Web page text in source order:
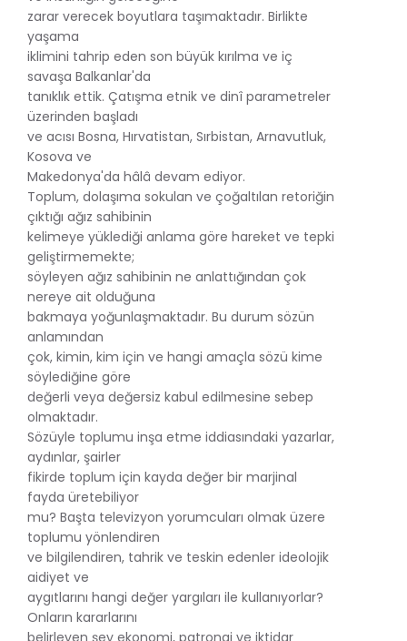
zarar verecek boyutlara taşımaktadır. Birlikte
yaşama
iklimini tahrip eden son büyük kırılma ve iç
savaşa Balkanlar'da
tanıklık ettik. Çatışma etnik ve dinî parametreler
üzerinden başladı
ve acısı Bosna, Hırvatistan, Sırbistan, Arnavutluk,
Kosova ve
Makedonya'da hâlâ devam ediyor.
Toplum, dolaşıma sokulan ve çoğaltılan retoriğin
çıktığı ağız sahibinin
kelimeye yüklediği anlama göre hareket ve tepki
geliştirmemekte;
söyleyen ağız sahibinin ne anlattığından çok
nereye ait olduğuna
bakmaya yoğunlaşmaktadır. Bu durum sözün
anlamından
çok, kimin, kim için ve hangi amaçla sözü kime
söylediğine göre
değerli veya değersiz kabul edilmesine sebep
olmaktadır.
Sözüyle toplumu inşa etme iddiasındaki yazarlar,
aydınlar, şairler
fikirde toplum için kayda değer bir marjinal
fayda üretebiliyor
mu? Başta televizyon yorumcuları olmak üzere
toplumu yönlendiren
ve bilgilendiren, tahrik ve teskin edenler ideolojik
aidiyet ve
aygıtlarını hangi değer yargıları ile kullanıyorlar?
Onların kararlarını
belirleyen şey ekonomi, patronaj ve iktidar